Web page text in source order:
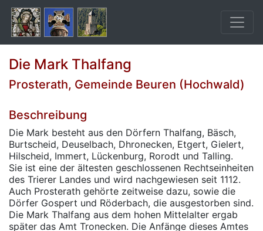
Die Mark Thalfang
Prosterath, Gemeinde Beuren (Hochwald)
Beschreibung
Die Mark besteht aus den Dörfern Thalfang, Bäsch,
Burtscheid, Deuselbach, Dhronecken, Etgert, Gielert,
Hilscheid, Immert, Lückenburg, Rorodt und Talling.
Sie ist eine der ältesten geschlossenen Rechtseinheiten
des Trierer Landes und wird nachgewiesen seit 1112.
Auch Prosterath gehörte zeitweise dazu, sowie die
Dörfer Gospert und Röderbach, die ausgestorben sind.
Die Mark Thalfang aus dem hohen Mittelalter ergab
später das Amt Tronecken. Die Anfänge dieses Amtes